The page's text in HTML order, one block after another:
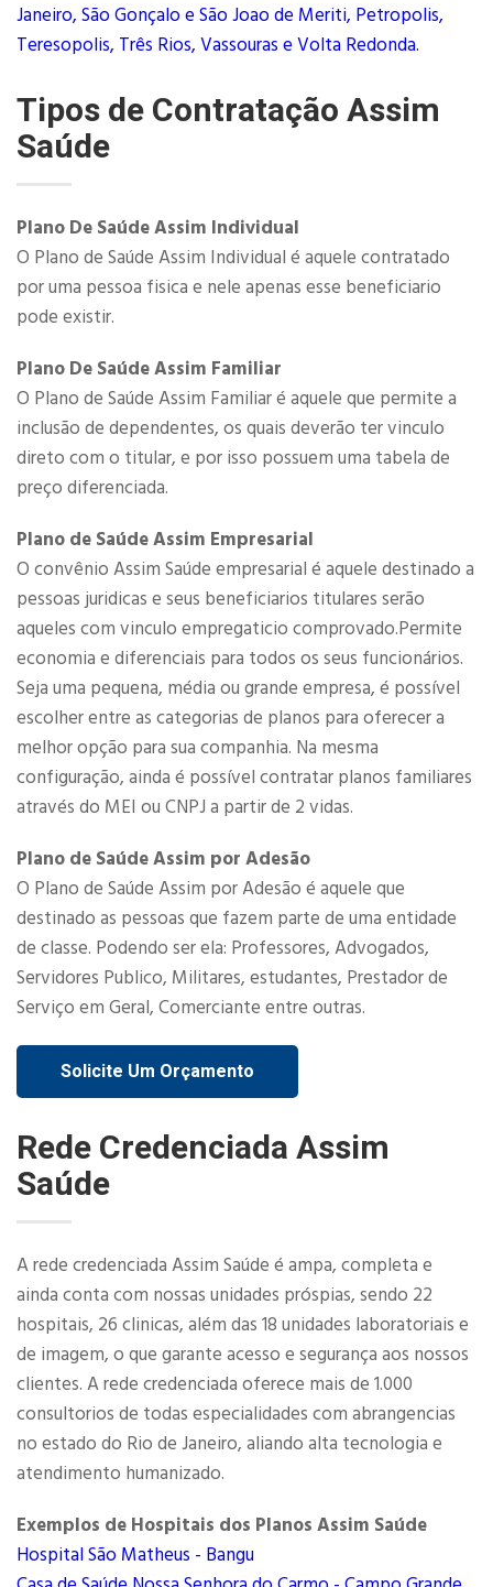
Janeiro, São Gonçalo e São Joao de Meriti, Petropolis,
Teresopolis, Três Rios, Vassouras e Volta Redonda.
Tipos de Contratação Assim
Saúde
Plano De Saúde Assim Individual
O Plano de Saúde Assim Individual é aquele contratado
por uma pessoa fisica e nele apenas esse beneficiario
pode existir.
Plano De Saúde Assim Familiar
O Plano de Saúde Assim Familiar é aquele que permite a
inclusão de dependentes, os quais deverão ter vinculo
direto com o titular, e por isso possuem uma tabela de
preço diferenciada.
Plano de Saúde Assim Empresarial
O convênio Assim Saúde empresarial é aquele destinado a
pessoas juridicas e seus beneficiarios titulares serão
aqueles com vinculo empregaticio comprovado.Permite
economia e diferenciais para todos os seus funcionários.
Seja uma pequena, média ou grande empresa, é possível
escolher entre as categorias de planos para oferecer a
melhor opção para sua companhia. Na mesma
configuração, ainda é possível contratar planos familiares
através do MEI ou CNPJ a partir de 2 vidas.​
Plano de Saúde Assim por Adesão
O Plano de Saúde Assim por Adesão é aquele que
destinado as pessoas que fazem parte de uma entidade
de classe. Podendo ser ela: Professores, Advogados,
Servidores Publico, Militares, estudantes, Prestador de
Serviço em Geral, Comerciante entre outras.
Solicite Um Orçamento
Rede Credenciada Assim
Saúde
A rede credenciada Assim Saúde é ampa, completa e
ainda conta com nossas unidades próspias, sendo 22
hospitais, 26 clinicas, além das 18 unidades laboratoriais e
de imagem, o que garante acesso e segurança aos nossos
clientes. A rede credenciada oferece mais de 1.000
consultorios de todas especialidades com abrangencias
no estado do Rio de Janeiro, aliando alta tecnologia e
atendimento humanizado.
Exemplos de Hospitais dos Planos Assim Saúde
Hospital São Matheus - Bangu